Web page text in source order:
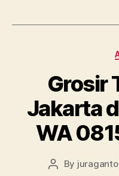
Grosir
Jakarta
WA
Post
By